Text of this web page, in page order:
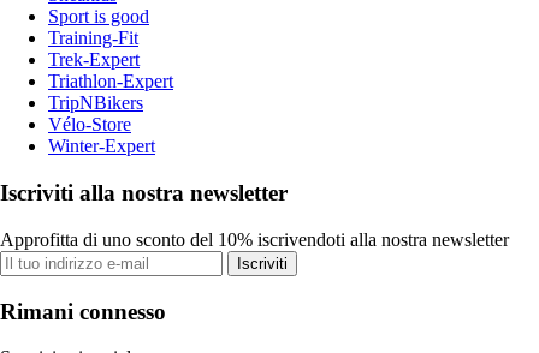
Sport is good
Training-Fit
Trek-Expert
Triathlon-Expert
TripNBikers
Vélo-Store
Winter-Expert
Iscriviti alla nostra newsletter
Approfitta di uno sconto del 10% iscrivendoti alla nostra newsletter
Iscriviti
Rimani connesso